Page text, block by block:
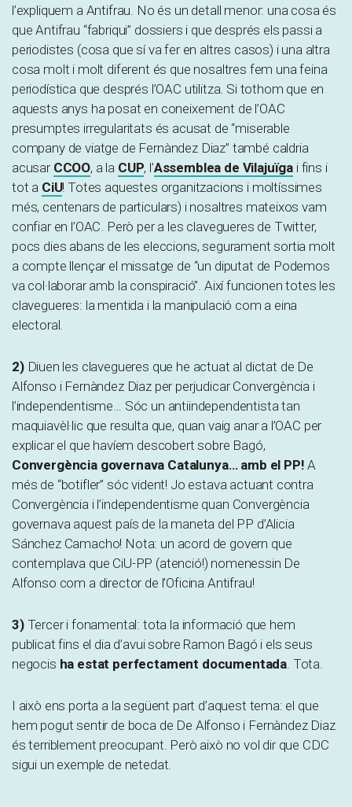
l’expliquem a Antifrau. No és un detall menor: una cosa és
que Antifrau “fabriqui” dossiers i que després els passi a
periodistes (cosa que sí va fer en altres casos) i una altra
cosa molt i molt diferent és que nosaltres fem una feina
periodística que després l’OAC utilitza. Si tothom que en
aquests anys ha posat en coneixement de l’OAC
presumptes irregularitats és acusat de “miserable
company de viatge de Fernàndez Diaz” també caldria
acusar CCOO, a la CUP, l’Assemblea de Vilajuïga i fins i
tot a CiU! Totes aquestes organitzacions i moltíssimes
més, centenars de particulars) i nosaltres mateixos vam
confiar en l’OAC. Però per a les clavegueres de Twitter,
pocs dies abans de les eleccions, segurament sortia molt
a compte llençar el missatge de “un diputat de Podemos
va col·laborar amb la conspiració”. Així funcionen totes les
clavegueres: la mentida i la manipulació com a eina
electoral.
2)Diuen les clavegueres que he actuat al dictat de De
Alfonso i Fernàndez Diaz per perjudicar Convergència i
l’independentisme… Sóc un antiindependentista tan
maquiavèl·lic que resulta que, quan vaig anar a l’OAC per
explicar el que havíem descobert sobre Bagó,
Convergència governava Catalunya… amb el PP! A
més de “botifler” sóc vident! Jo estava actuant contra
Convergència i l’independentisme quan Convergència
governava aquest país de la maneta del PP d’Alicia
Sánchez Camacho! Nota: un acord de govern que
contemplava que CiU-PP (atenció!) nomenessin De
Alfonso com a director de l’Oficina Antifrau!
3)Tercer i fonamental: tota la informació que hem
publicat fins el dia d’avui sobre Ramon Bagó i els seus
negocis ha estat perfectament documentada. Tota.
I això ens porta a la següent part d’aquest tema: el que
hem pogut sentir de boca de De Alfonso i Fernàndez Diaz
és terriblement preocupant. Però això no vol dir que CDC
sigui un exemple de netedat.